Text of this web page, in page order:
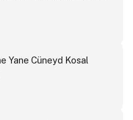
Yane Cüneyd Kosal